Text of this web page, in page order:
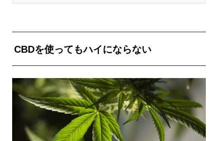
CBDを使ってもハイにならない